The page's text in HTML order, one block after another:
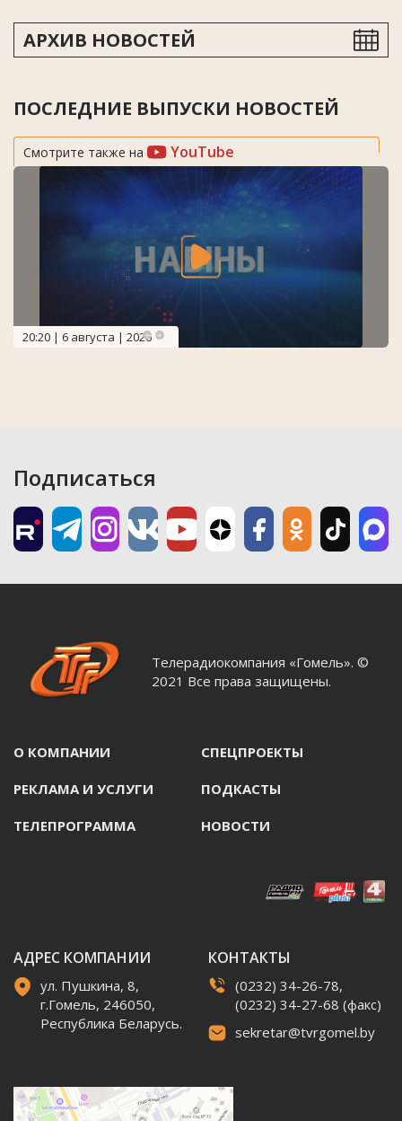
АРХИВ НОВОСТЕЙ
ПОСЛЕДНИЕ ВЫПУСКИ НОВОСТЕЙ
Смотрите также на YouTube
20:20 | 6 августа | 2026
Подписаться
Телерадиокомпания «Гомель». ©
2021 Все права защищены.
О КОМПАНИИ СПЕЦПРОЕКТЫ
РЕКЛАМА И УСЛУГИ ПОДКАСТЫ
ТЕЛЕПРОГРАММА НОВОСТИ
АДРЕС КОМПАНИИ
ул. Пушкина, 8,
г.Гомель, 246050,
Республика Беларусь.
КОНТАКТЫ
(0232) 34-26-78,
(0232) 34-27-68 (факс)
sekretar@tvrgomel.by